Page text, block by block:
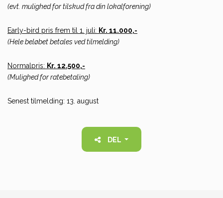
(evt. mulighed for tilskud fra din lokalforening)
Early-bird pris frem til 1. juli: Kr. 11.000,-
(Hele beløbet betales ved tilmelding)
Normalpris: Kr. 12.500,-
(Mulighed for ratebetaling)
Senest tilmelding: 13. august
DEL